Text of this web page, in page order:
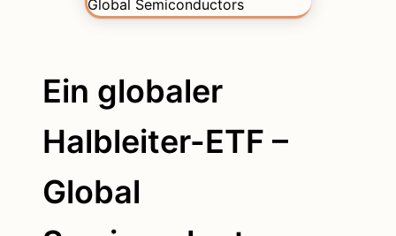
Ein globaler
Halbleiter-ETF –
Global